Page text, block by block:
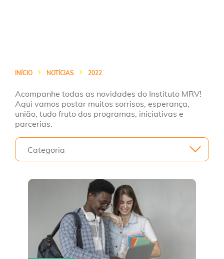
INÍCIO NOTÍCIAS 2022
Acompanhe todas as novidades do Instituto MRV!
Aqui vamos postar muitos sorrisos, esperança,
união, tudo fruto dos programas, iniciativas e
parcerias.
Categoria